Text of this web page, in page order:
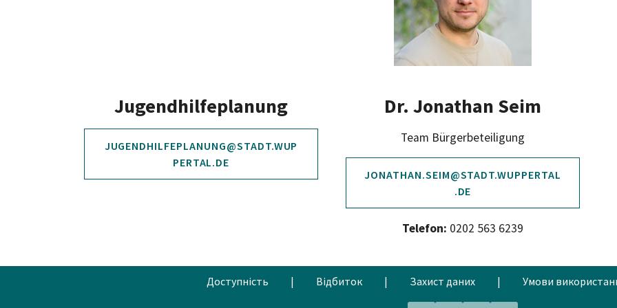
Jugendhilfeplanung
JUGENDHILFEPLANUNG@STADT.WUP
PERTAL.DE
Dr. Jonathan Seim
Team Bürgerbeteiligung
JONATHAN.SEIM@STADT.WUPPERTAL
.DE
Telefon: 0202 563 6239
Доступність | Відбиток | Захист даних | Умови